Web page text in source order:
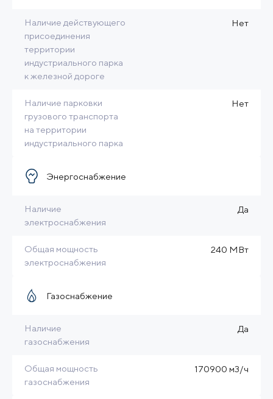
Наличие действующего
присоединения
территории
индустриального парка
к железной дороге
Нет
Наличие парковки
грузового транспорта
на территории
индустриального парка
Нет
Энергоснабжение
Наличие
электроснабжения
Да
Общая мощность
электроснабжения
240 МВт
Газоснабжение
Наличие
газоснабжения
Да
Общая мощность
газоснабжения
170900 м3/ч